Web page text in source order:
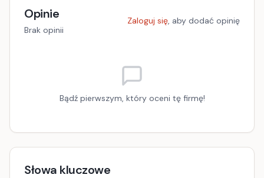
Opinie
Brak opinii
Zaloguj się, aby dodać opinię
Bądź pierwszym, który oceni tę firmę!
Słowa kluczowe